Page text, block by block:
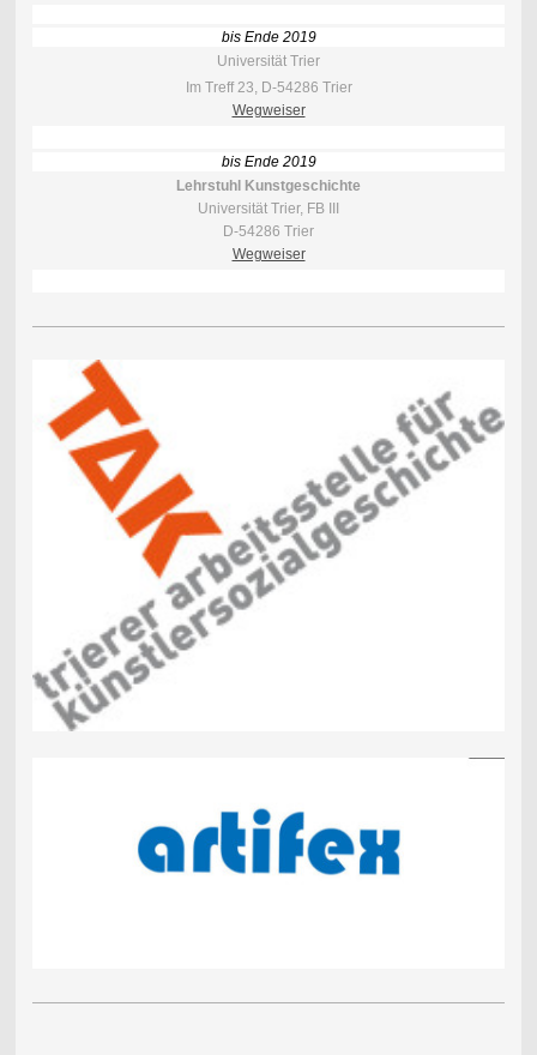
bis Ende 2019
Universität Trier
Im Treff 23, D-54286 Trier
Wegweiser
bis Ende 2019
Lehrstuhl Kunstgeschichte
Universität Trier, FB III
D-54286 Trier
Wegweiser